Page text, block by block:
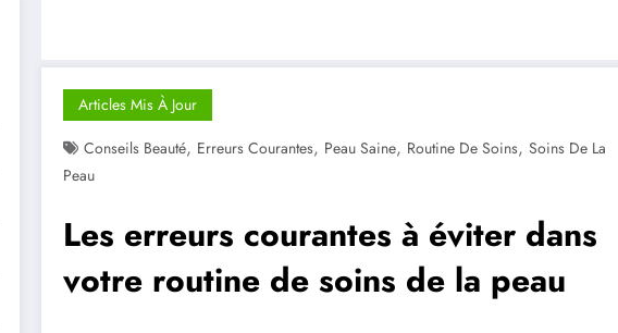
Articles Mis À Jour
Conseils Beauté, Erreurs Courantes, Peau Saine, Routine De Soins, Soins De La
Peau
Les erreurs courantes à éviter dans
votre routine de soins de la peau